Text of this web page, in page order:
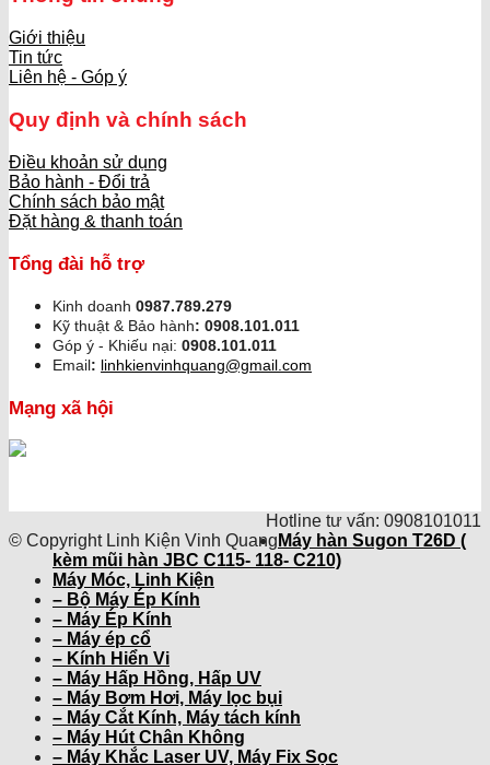
Giới thiệu
Tin tức
Liên hệ - Góp ý
Quy định và chính sách
Điều khoản sử dụng
Bảo hành - Đổi trả
Chính sách bảo mật
Đặt hàng & thanh toán
Tổng đài hỗ trợ
Kinh doanh 0987.789.279
Kỹ thuật & Bảo hành: 0908.101.011
Góp ý - Khiếu nại: 0908.101.011
Email: linhkienvinhquang@gmail.com
Mạng xã hội
Hotline tư vấn: 0908101011
© Copyright Linh Kiện Vinh Quang Máy hàn Sugon T26D (
kèm mũi hàn JBC C115- 118- C210)
Máy Móc, Linh Kiện
– Bộ Máy Ép Kính
– Máy Ép Kính
– Máy ép cổ
– Kính Hiển Vi
– Máy Hấp Hồng, Hấp UV
– Máy Bơm Hơi, Máy lọc bụi
– Máy Cắt Kính, Máy tách kính
– Máy Hút Chân Không
– Máy Khắc Laser UV, Máy Fix Sọc